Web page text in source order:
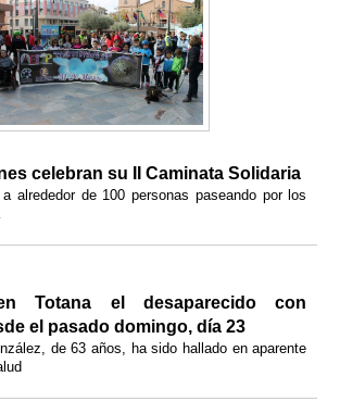
celebran su II Caminata Solidaria
alrededor de 100 personas paseando por los
Totana el desaparecido con
el pasado domingo, día 23
de 63 años, ha sido hallado en aparente